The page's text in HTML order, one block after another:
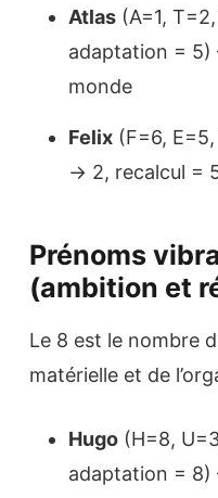
Atlas (A=1,
adaptation =
monde
Felix (F=6,
→ 2, recalcul =
Prénoms
(ambition et
Le 8 est le nombre
matérielle et de
Hugo (H=8,
adaptation = 8)